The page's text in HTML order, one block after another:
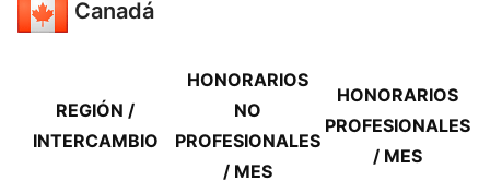
Canadá
REGIÓN /
INTERCAMBIO
HONORARIOS
NO
PROFESIONALES
/ MES
HONORARIOS
PROFESIONALES
/ MES